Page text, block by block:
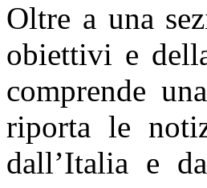
Oltre a una
obiettivi e
comprende
riporta le
dall’Italia e